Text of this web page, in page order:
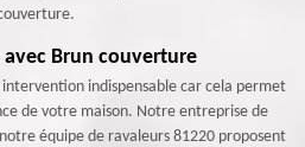
Brun couverture
indispensable car cela permet
de votre maison. Notre entreprise de
équipe de ravaleurs 81220 proposent